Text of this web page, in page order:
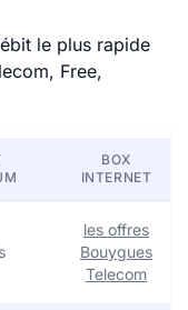
le plus rapide
Free,
BOX
INTERNET
les offres
Bouygues
Telecom